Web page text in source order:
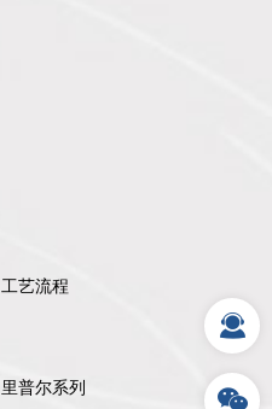
工艺流程
里普尔系列